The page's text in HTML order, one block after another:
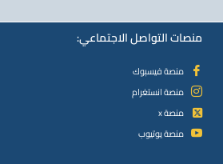
منصات التواصل الاجتماعي:
منصة فيسبوك
منصة انستغرام
منصة x
منصة يوتيوب